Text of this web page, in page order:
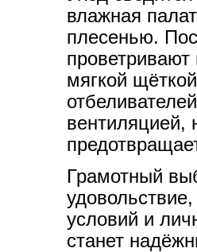
влажная
плесенью.
проветривают
мягкой
вентиляцией,
Грамотный
условий и
станет